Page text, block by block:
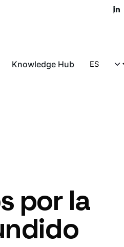
Knowledge Hub
por la